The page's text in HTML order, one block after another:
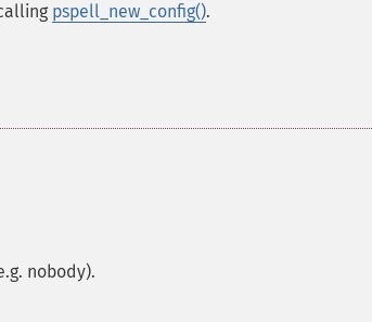
pspell_new_config().
nobody).